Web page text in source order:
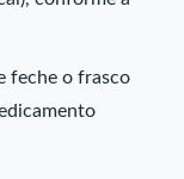
feche o frasco